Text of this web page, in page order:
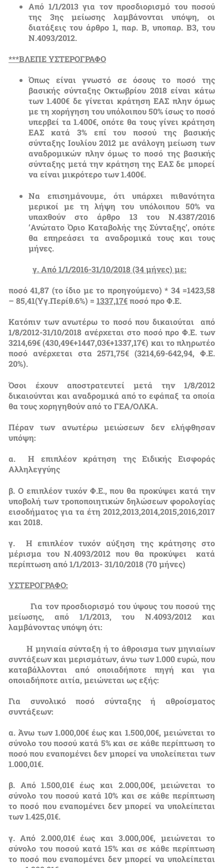
Από 1/1/2013 για τον προσδιορισμό του ποσού
της 3ης μείωσης λαμβάνονται υπόψη, οι
διατάξεις του άρθρο 1, παρ. Β, υποπαρ. Β3, του
Ν.4093/2012.
***ΒΛΕΠΕ ΥΣΤΕΡΟΓΡΑΦΟ
Όπως είναι γνωστό σε όσους το ποσό της
βασικής σύνταξης Οκτωβρίου 2018 είναι κάτω
των 1.400€ δε γίνεται κράτηση ΕΑΣ πλην όμως
με τη χορήγηση του υπόλοιπου 50% ίσως το ποσό
υπερβεί τα 1.400€, οπότε θα τους γίνει κράτηση
ΕΑΣ κατά 3% επί του ποσού της βασικής
σύνταξης Ιουλίου 2012 με ανάλογη μείωση των
αναδρομικών πλην όμως το ποσό της βασικής
σύνταξης μετά την κράτηση της ΕΑΣ δε μπορεί
να είναι μικρότερο των 1.400€.
Να επισημάνουμε, ότι υπάρχει πιθανότητα
μερικοί με τη λήψη του υπόλοιπου 50% να
υπαχθούν στο άρθρο 13 του Ν.4387/2016
‘Ανώτατο Όριο Καταβολής της Σύνταξης’, οπότε
θα επηρεάσει τα αναδρομικά τους και τους
μήνες.
γ. Από 1/1/2016-31/10/2018 (34 μήνες) με:
ποσό 41,87 (το ίδιο με το προηγούμενο) * 34 =1423,58
– 85,41(Υγ.Περίθ.6%) = 1337,17€ποσό προ Φ.Ε.
Κατόπιν των ανωτέρω το ποσό που δικαιούται από
1/8/2012-31/10/2018 ανέρχεται στο ποσό προ Φ.Ε. των
3214,69€ (430,49€+1447,03€+1337,17€) και το πληρωτέο
ποσό ανέρχεται στα 2571,75€ (3214,69-642,94, Φ.Ε.
20%).
Όσοι έχουν αποστρατευτεί μετά την 1/8/2012
δικαιούνται και αναδρομικά από το εφάπαξ τα οποία
θα τους χορηγηθούν από το ΓΕΑ/ΟΛΚΑ.
Πέραν των ανωτέρω μειώσεων δεν ελήφθησαν
υπόψη:
α. Η επιπλέον κράτηση της Ειδικής Εισφοράς
Αλληλεγγύης
β. Ο επιπλέον τυχόν Φ.Ε., που θα προκύψει κατά την
υποβολή των τροποποιητικών δηλώσεων φορολογίας
εισοδήματος για τα έτη 2012,2013,2014,2015,2016,2017
και 2018.
γ. Η επιπλέον τυχόν αύξηση της κράτησης στο
μέρισμα του Ν.4093/2012 που θα προκύψει κατά
περίπτωση από 1/1/2013- 31/10/2018 (70 μήνες)
ΥΣΤΕΡΟΓΡΑΦΟ:
Για τον προσδιορισμό του ύψους του ποσού της
μείωσης, από 1/1/2013, του Ν.4093/2012 και
λαμβάνοντας υπόψη ότι:
Η μηνιαία σύνταξη ή το άθροισμα των μηνιαίων
συντάξεων και μερισμάτων, άνω των 1.000 ευρώ, που
καταβάλλονται από οποιαδήποτε πηγή και για
οποιαδήποτε αιτία, μειώνεται ως εξής:
Για συνολικό ποσό σύνταξης ή αθροίσματος
συντάξεων:
α. Άνω των 1.000,00€ έως και 1.500,00€, μειώνεται το
σύνολο του ποσού κατά 5% και σε κάθε περίπτωση το
ποσό που εναπομένει δεν μπορεί να υπολείπεται των
1.000,01€.
β. Από 1.500,01€ έως και 2.000,00€, μειώνεται το
σύνολο του ποσού κατά 10% και σε κάθε περίπτωση
το ποσό που εναπομένει δεν μπορεί να υπολείπεται
των 1.425,01€.
γ. Από 2.000,01€ έως και 3.000,00€, μειώνεται το
σύνολο του ποσού κατά 15% και σε κάθε περίπτωση
το ποσό που εναπομένει δεν μπορεί να υπολείπεται